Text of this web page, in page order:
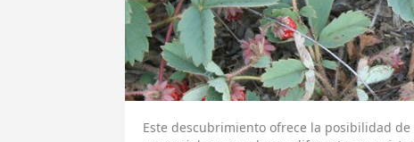
Este descubrimiento ofrece la posibilidad